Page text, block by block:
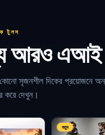
টুলস
আরও
কোনো সৃজনশীল দিকের
করে দেখুন।
নতুন